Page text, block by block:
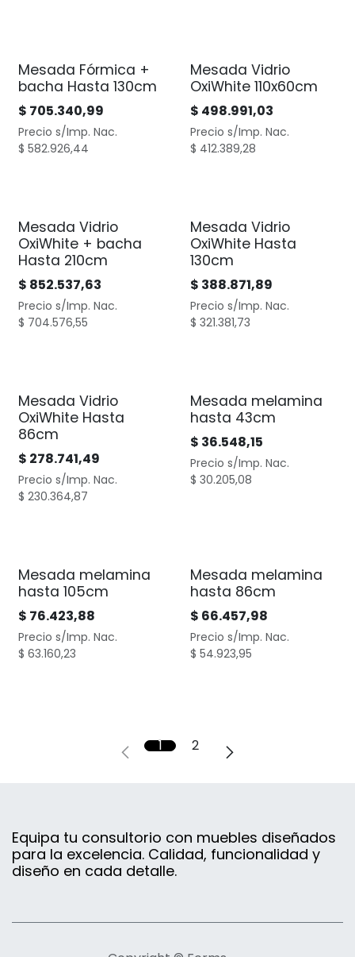
Mesada Fórmica +
bacha Hasta 130cm
$ 705.340,99
Precio s/Imp. Nac.
$ 582.926,44
Mesada Vidrio
OxiWhite 110x60cm
$ 498.991,03
Precio s/Imp. Nac.
$ 412.389,28
Mesada Vidrio
OxiWhite + bacha
Hasta 210cm
$ 852.537,63
Precio s/Imp. Nac.
$ 704.576,55
Mesada Vidrio
OxiWhite Hasta
130cm
$ 388.871,89
Precio s/Imp. Nac.
$ 321.381,73
Mesada Vidrio
OxiWhite Hasta
86cm
$ 278.741,49
Precio s/Imp. Nac.
$ 230.364,87
Mesada melamina
hasta 43cm
$ 36.548,15
Precio s/Imp. Nac.
$ 30.205,08
Mesada melamina
hasta 105cm
$ 76.423,88
Precio s/Imp. Nac.
$ 63.160,23
Mesada melamina
hasta 86cm
$ 66.457,98
Precio s/Imp. Nac.
$ 54.923,95
1 2
Equipa tu consultorio con muebles diseñados
para la excelencia. Calidad, funcionalidad y
diseño en cada detalle.